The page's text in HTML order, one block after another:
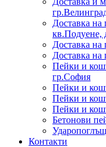
Доставка
кв.Подуене,
Доставка на
Доставка
Пейки и
гр.София
Пейки и
Пейки и
Пейки и
Бетонови
Контакти